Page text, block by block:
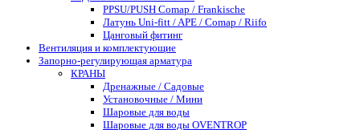
PPSU/PUSH Comap / Frankische
Латунь Uni-fitt / APE / Comap / Riifo
Цанговый фитинг
Вентиляция и комплектующие
Запорно-регулирующая арматура
КРАНЫ
Дренажные / Садовые
Установочные / Мини
Шаровые для воды
Шаровые для воды OVENTROP